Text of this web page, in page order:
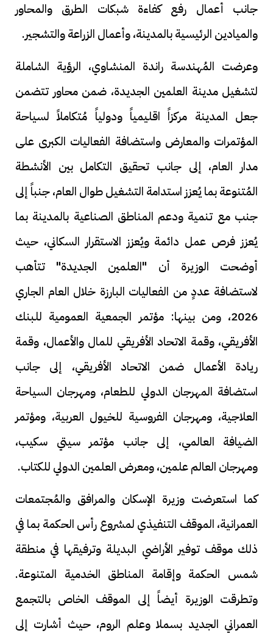
جانب أعمال رفع كفاءة شبكات الطرق والمحاور
والميادين الرئيسية بالمدينة، وأعمال الزراعة والتشجير.
وعرضت المُهندسة راندة المنشاوي، الرؤية الشاملة
لتشغيل مدينة العلمين الجديدة، ضمن محاور تتضمن
جعل المدينة مركزاً اقليمياً ودولياً مُتكاملاً لسياحة
المؤتمرات والمعارض واستضافة الفعاليات الكبرى على
مدار العام، إلى جانب تحقيق التكامل بين الأنشطة
المُتنوعة بما يُعزز استدامة التشغيل طوال العام، جنباً إلى
جنب مع تنمية ودعم المناطق الصناعية بالمدينة بما
يُعزز فرص عمل دائمة ويُعزز الاستقرار السكاني، حيث
أوضحت الوزيرة أن "العلمين الجديدة" تتأهب
لاستضافة عددٍ من الفعاليات البارزة خلال العام الجاري
2026، ومن بينها: مؤتمر الجمعية العمومية للبنك
الأفريقي، وقمة الاتحاد الأفريقي للمال والأعمال، وقمة
ريادة الأعمال ضمن الاتحاد الأفريقي، إلى جانب
استضافة المهرجان الدولي للطعام، ومهرجان السياحة
العلاجية، ومهرجان الفروسية للخيول العربية، ومؤتمر
الضيافة العالمي، إلى جانب مؤتمر سيتي سكيب،
ومهرجان العالم علمين، ومعرض العلمين الدولي للكتاب.
كما استعرضت وزيرة الإسكان والمرافق والمُجتمعات
العمرانية، الموقف التنفيذي لمشروع رأس الحكمة بما في
ذلك موقف توفير الأراضي البديلة وترفيقها في منطقة
شمس الحكمة وإقامة المناطق الخدمية المتنوعة.
وتطرقت الوزيرة أيضاً إلى الموقف الخاص بالتجمع
العمراني الجديد بسملا وعلم الروم، حيث أشارت إلى